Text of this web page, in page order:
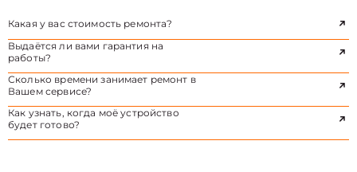
Какая у вас стоимость ремонта?
Выдаётся ли вами гарантия на
работы?
Сколько времени занимает ремонт в
Вашем сервисе?
Как узнать, когда моё устройство
будет готово?